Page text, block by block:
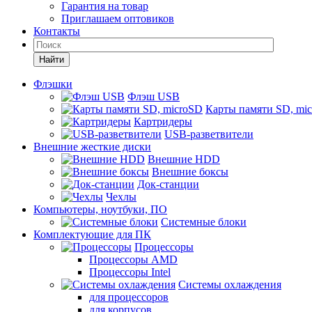
Гарантия на товар
Приглашаем оптовиков
Контакты
Найти
Флэшки
Флэш USB
Карты памяти SD,
Картридеры
USB-разветвители
Внешние жесткие диски
Внешние HDD
Внешние боксы
Док-станции
Чехлы
Компьютеры, ноутбуки, ПО
Системные блоки
Комплектующие для ПК
Процессоры
Процессоры AMD
Процессоры Intel
Системы охлаждения
для процессоров
для корпусов